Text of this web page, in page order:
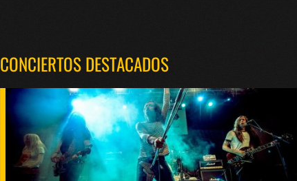
CONCIERTOS DESTACADOS